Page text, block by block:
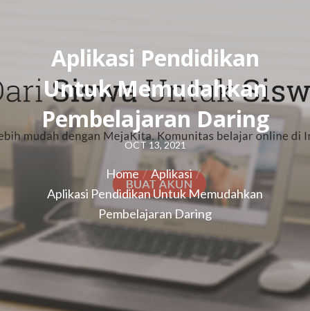
Aplikasi Pendidikan
Untuk Memudahkan
Pembelajaran Daring
Posted
OCT 13, 2021
Home
Aplikasi
Aplikasi Pendidikan Untuk Memudahkan
Pembelajaran Daring